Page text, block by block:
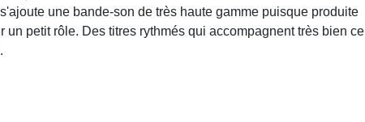
une bande-son de très haute gamme puisque produite
petit rôle. Des titres rythmés qui accompagnent très bien ce